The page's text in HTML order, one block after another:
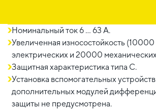
Номинальный ток 6 ... 63 A.
Увеличенная износостойкость (10000
электрических и 20000
Защитная характеристика типа C.
Установка вспомогательных
дополнительных модулей
защиты не предусмотрена.